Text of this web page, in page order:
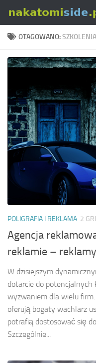
Skip to content
OTAGOWANO:
POLIGRAFIA I REKLAMA 2
Agencja
reklamie –
W dzisiejszym
dotarcie do
wyzwaniem dla wielu
oferują bogaty wachlarz
potrafią dostosować się
Szczególnie...